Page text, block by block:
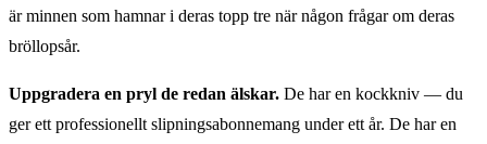
är minnen som hamnar i deras topp tre när någon frågar om deras
bröllopsår.
Uppgradera en pryl de redan älskar. De har en kockkniv — du
ger ett professionellt slipningsabonnemang under ett år. De har en